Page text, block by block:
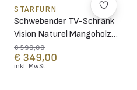
STARFURN
Schwebender TV-Schrank
Vision Naturel Mangoholz
200 cm
€ 599,00
€ 349,00
inkl. MwSt.